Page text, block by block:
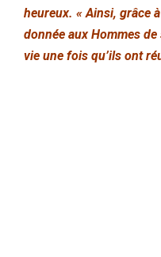
heureux. « Ainsi, grâce
donnée aux Hommes
vie une fois qu’ils ont